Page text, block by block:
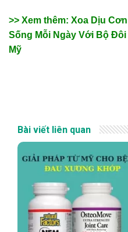
>> Xem thêm: Xoa Dịu
Sống Mỗi Ngày Với Bộ
Mỹ
Bài viết liên quan